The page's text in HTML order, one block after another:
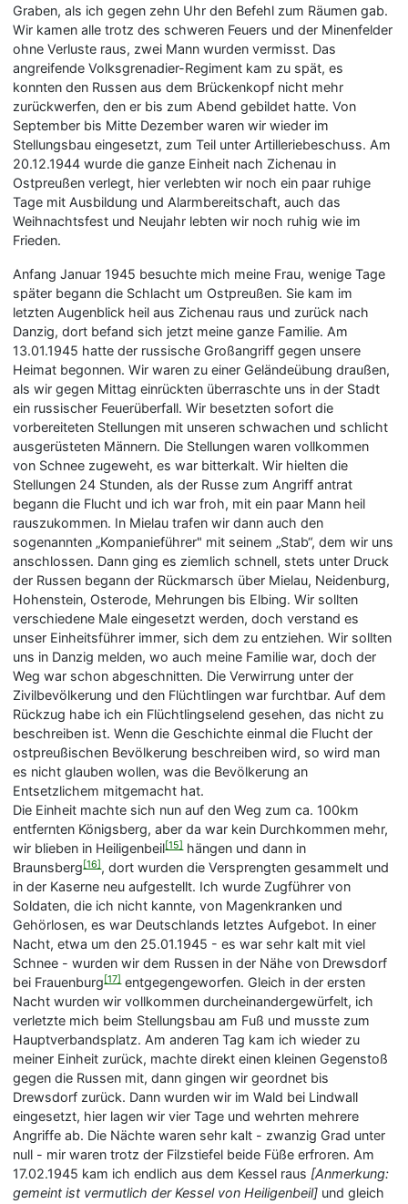
Graben, als ich gegen zehn Uhr den Befehl zum Räumen gab.
Wir kamen alle trotz des schweren Feuers und der Minenfelder
ohne Verluste raus, zwei Mann wurden vermisst. Das
angreifende Volksgrenadier-Regiment kam zu spät, es
konnten den Russen aus dem Brückenkopf nicht mehr
zurückwerfen, den er bis zum Abend gebildet hatte. Von
September bis Mitte Dezember waren wir wieder im
Stellungsbau eingesetzt, zum Teil unter Artilleriebeschuss. Am
20.12.1944 wurde die ganze Einheit nach Zichenau in
Ostpreußen verlegt, hier verlebten wir noch ein paar ruhige
Tage mit Ausbildung und Alarmbereitschaft, auch das
Weihnachtsfest und Neujahr lebten wir noch ruhig wie im
Frieden.
Anfang Januar 1945 besuchte mich meine Frau, wenige Tage
später begann die Schlacht um Ostpreußen. Sie kam im
letzten Augenblick heil aus Zichenau raus und zurück nach
Danzig, dort befand sich jetzt meine ganze Familie. Am
13.01.1945 hatte der russische Großangriff gegen unsere
Heimat begonnen. Wir waren zu einer Geländeübung draußen,
als wir gegen Mittag einrückten überraschte uns in der Stadt
ein russischer Feuerüberfall. Wir besetzten sofort die
vorbereiteten Stellungen mit unseren schwachen und schlicht
ausgerüsteten Männern. Die Stellungen waren vollkommen
von Schnee zugeweht, es war bitterkalt. Wir hielten die
Stellungen 24 Stunden, als der Russe zum Angriff antrat
begann die Flucht und ich war froh, mit ein paar Mann heil
rauszukommen. In Mielau trafen wir dann auch den
sogenannten „Kompanieführer" mit seinem „Stab“, dem wir uns
anschlossen. Dann ging es ziemlich schnell, stets unter Druck
der Russen begann der Rückmarsch über Mielau, Neidenburg,
Hohenstein, Osterode, Mehrungen bis Elbing. Wir sollten
verschiedene Male eingesetzt werden, doch verstand es
unser Einheitsführer immer, sich dem zu entziehen. Wir sollten
uns in Danzig melden, wo auch meine Familie war, doch der
Weg war schon abgeschnitten. Die Verwirrung unter der
Zivilbevölkerung und den Flüchtlingen war furchtbar. Auf dem
Rückzug habe ich ein Flüchtlingselend gesehen, das nicht zu
beschreiben ist. Wenn die Geschichte einmal die Flucht der
ostpreußischen Bevölkerung beschreiben wird, so wird man
es nicht glauben wollen, was die Bevölkerung an
Entsetzlichem mitgemacht hat.
Die Einheit machte sich nun auf den Weg zum ca. 100km
entfernten Königsberg, aber da war kein Durchkommen mehr,
wir blieben in Heiligenbeil[15]hängen und dann in
Braunsberg[16], dort wurden die Versprengten gesammelt und
in der Kaserne neu aufgestellt. Ich wurde Zugführer von
Soldaten, die ich nicht kannte, von Magenkranken und
Gehörlosen, es war Deutschlands letztes Aufgebot. In einer
Nacht, etwa um den 25.01.1945 - es war sehr kalt mit viel
Schnee - wurden wir dem Russen in der Nähe von Drewsdorf
bei Frauenburg[17]entgegengeworfen. Gleich in der ersten
Nacht wurden wir vollkommen durcheinandergewürfelt, ich
verletzte mich beim Stellungsbau am Fuß und musste zum
Hauptverbandsplatz. Am anderen Tag kam ich wieder zu
meiner Einheit zurück, machte direkt einen kleinen Gegenstoß
gegen die Russen mit, dann gingen wir geordnet bis
Drewsdorf zurück. Dann wurden wir im Wald bei Lindwall
eingesetzt, hier lagen wir vier Tage und wehrten mehrere
Angriffe ab. Die Nächte waren sehr kalt - zwanzig Grad unter
null - mir waren trotz der Filzstiefel beide Füße erfroren. Am
17.02.1945 kam ich endlich aus dem Kessel raus [Anmerkung:
gemeint ist vermutlich der Kessel von Heiligenbeil] und gleich